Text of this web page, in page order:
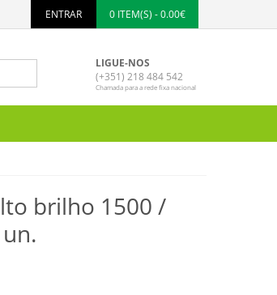
ENTRAR 0 ITEM(S) - 0.00€
LIGUE-NOS
(+351) 218 484 542
Chamada para a rede fixa nacional
brilho 1500 /